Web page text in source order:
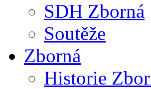
SDH Zborná
Soutěže
Zborná
Historie